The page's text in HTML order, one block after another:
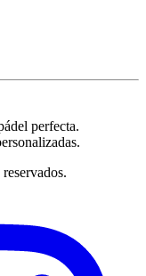
perfecta.